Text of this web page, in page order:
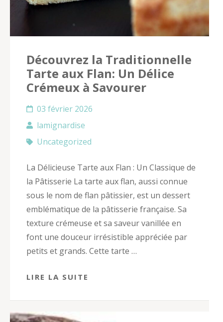
Découvrez la Traditionnelle
Tarte aux Flan: Un Délice
Crémeux à Savourer
03 février 2026
lamignardise
Uncategorized
La Délicieuse Tarte aux Flan : Un Classique de
la Pâtisserie La tarte aux flan, aussi connue
sous le nom de flan pâtissier, est un dessert
emblématique de la pâtisserie française. Sa
texture crémeuse et sa saveur vanillée en
font une douceur irrésistible appréciée par
petits et grands. Cette tarte …
LIRE LA SUITE